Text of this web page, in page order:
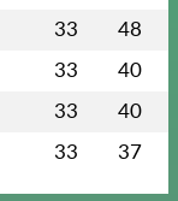
33 48
33 40
33 40
33 37